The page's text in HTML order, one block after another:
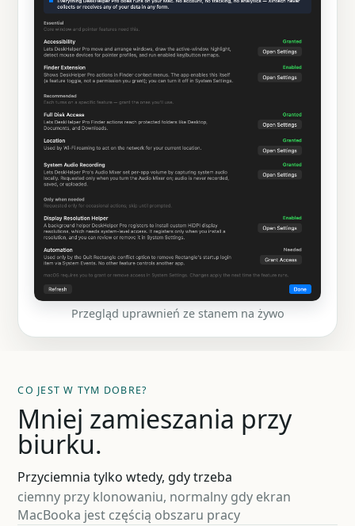
Przegląd uprawnień ze stanem na żywo
CO JEST W TYM DOBRE?
Mniej zamieszania przy
biurku.
Przyciemnia tylko wtedy, gdy trzeba
ciemny przy klonowaniu, normalny gdy ekran
MacBooka jest częścią obszaru pracy